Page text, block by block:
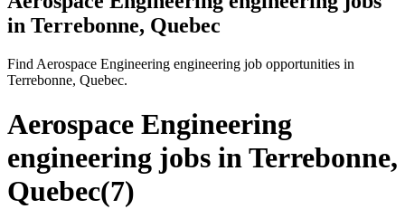
in Terrebonne, Quebec
Find Aerospace Engineering engineering job opportunities in
Terrebonne, Quebec.
Aerospace Engineering
engineering jobs in Terrebonne,
Quebec(7)